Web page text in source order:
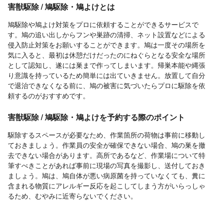
害獣駆除 / 鳩駆除・鳩よけとは
鳩駆除や鳩よけ対策をプロに依頼することができるサービスで
す。鳩の追い出しからフンや巣跡の清掃、ネット設置などによる
侵入防止対策をお願いすることができます。鳩は一度その場所を
気に入ると、最初は休憩だけだったのにねぐらとなる安全な場所
として認知し、遂には巣まで作ってしまいます。帰巣本能や縄張
り意識を持っているため簡単には出ていきません。放置して自分
で退治できなくなる前に、鳩の被害に気づいたらプロに駆除を依
頼するのがおすすめです。
害獣駆除 / 鳩駆除・鳩よけを予約する際のポイント
駆除するスペースが必要なため、作業箇所の荷物は事前に移動し
ておきましょう。作業員の安全が確保できない場合、鳩の巣を撤
去できない場合があります。高所であるなど、作業場について特
筆すべきことがあれば事前に現場の写真を撮影し、送付しておき
ましょう。鳩は、鳩自体が悪い病原菌を持っていなくても、糞に
含まれる物質にアレルギー反応を起こしてしまう方がいらっしゃ
るため、むやみに近寄らないでください。